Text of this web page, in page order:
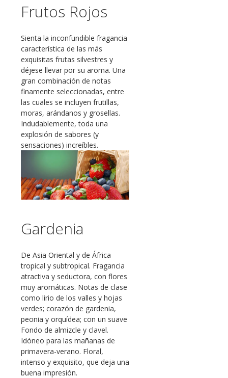
Frutos Rojos
Sienta la inconfundible fragancia
característica de las más
exquisitas frutas silvestres y
déjese llevar por su aroma. Una
gran combinación de notas
finamente seleccionadas, entre
las cuales se incluyen frutillas,
moras, arándanos y grosellas.
Indudablemente, toda una
explosión de sabores (y
sensaciones) increíbles.
Gardenia
De Asia Oriental y de África
tropical y subtropical. Fragancia
atractiva y seductora, con flores
muy aromáticas. Notas de clase
como lirio de los valles y hojas
verdes; corazón de gardenia,
peonia y orquídea; con un suave
Fondo de almizcle y clavel.
Idóneo para las mañanas de
primavera-verano. Floral,
intenso y exquisito, que deja una
buena impresión.